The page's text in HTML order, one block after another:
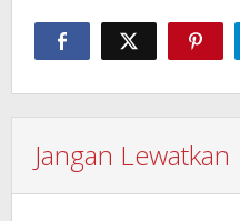
Jangan Lewatkan